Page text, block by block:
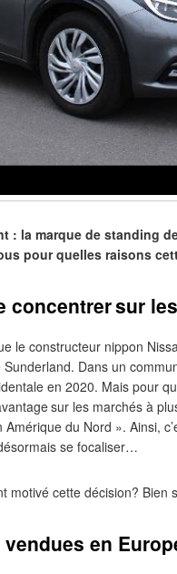
: la marque de standing
pour quelles raisons
concentrer sur
le constructeur nippon
Dans un
en 2020. Mais pour
sur les marchés à
du Nord ». Ainsi,
se focaliser…
motivé cette décision? Bien
en